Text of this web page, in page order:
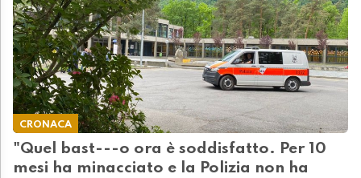
CRONACA
"Quel bast---o ora è soddisfatto. Per 10
mesi ha minacciato e la Polizia non ha